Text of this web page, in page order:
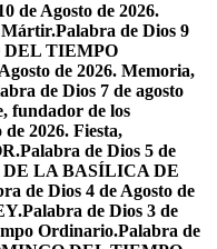
de Agosto de 2026.
Mártir.Palabra de Dios 9
DEL TIEMPO
de 2026. Memoria,
de Dios 7 de agosto
fundador de los
2026. Fiesta,
Palabra de Dios 5 de
DE LA BASÍLICA DE
de Dios 4 de Agosto de
Palabra de Dios 3 de
Ordinario.Palabra de